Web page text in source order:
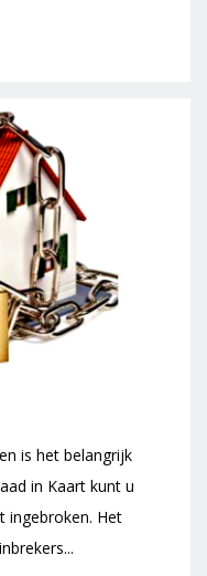
is het belangrijk
in Kaart kunt u
ingebroken. Het